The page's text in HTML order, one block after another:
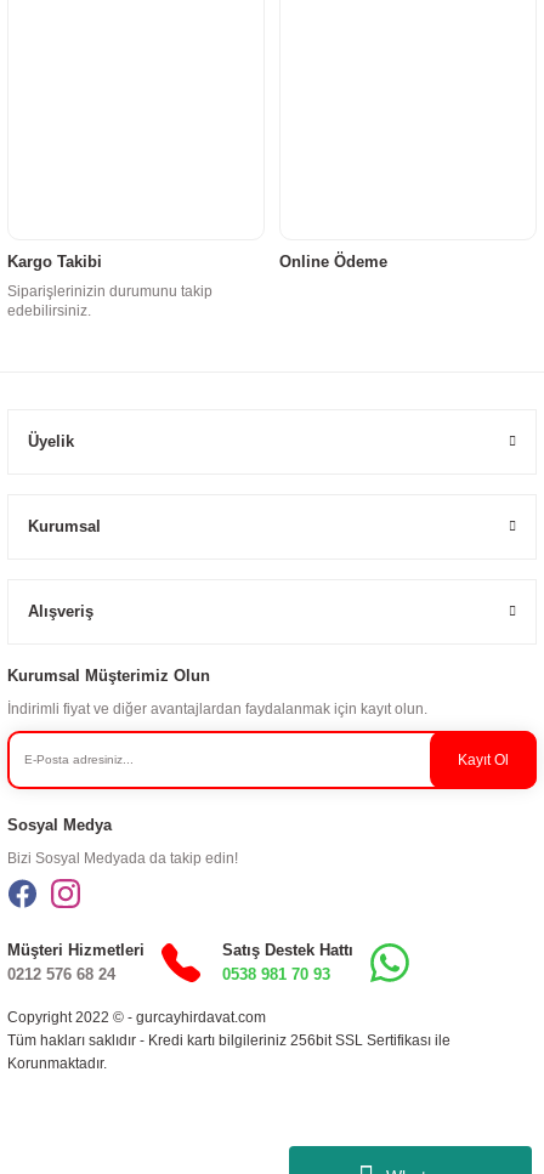
Kargo Takibi
Siparişlerinizin durumunu takip
edebilirsiniz.
Online Ödeme
Üyelik
Kurumsal
Alışveriş
Kurumsal Müşterimiz Olun
İndirimli fiyat ve diğer avantajlardan faydalanmak için kayıt olun.
Kayıt Ol
Sosyal Medya
Bizi Sosyal Medyada da takip edin!
Copyright 2022 © - gurcayhirdavat.com
Tüm hakları saklıdır - Kredi kartı bilgileriniz 256bit SSL Sertifikası ile
Korunmaktadır.
Müşteri Hizmetleri
0212 576 68 24
Satış Destek Hattı
0538 981 70 93